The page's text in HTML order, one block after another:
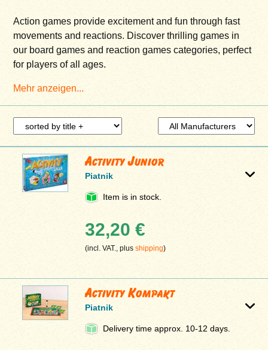
Action games provide excitement and fun through fast
movements and reactions. Discover thrilling games in
our board games and reaction games categories, perfect
for players of all ages.
Mehr anzeigen...
Activity Junior
Piatnik
Item is in stock.
32,20 €
(incl. VAT., plusshipping)
Activity Kompakt
Piatnik
Delivery time approx. 10-12 days.